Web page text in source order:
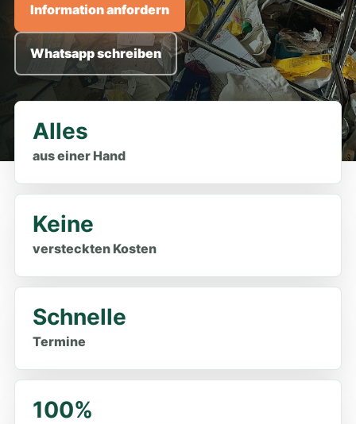
Information anfordern
Whatsapp schreiben
Alles
aus einer Hand
Keine
versteckten Kosten
Schnelle
Termine
100%